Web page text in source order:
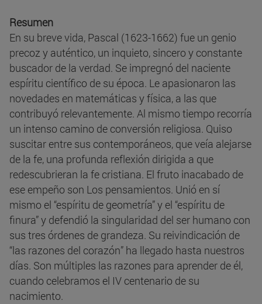
Resumen
En su breve vida, Pascal (1623-1662) fue un genio
precoz y auténtico, un inquieto, sincero y constante
buscador de la verdad. Se impregnó del naciente
espíritu científico de su época. Le apasionaron las
novedades en matemáticas y física, a las que
contribuyó relevantemente. Al mismo tiempo recorría
un intenso camino de conversión religiosa. Quiso
suscitar entre sus contemporáneos, que veía alejarse
de la fe, una profunda reflexión dirigida a que
redescubrieran la fe cristiana. El fruto inacabado de
ese empeño son Los pensamientos. Unió en sí
mismo el “espíritu de geometría” y el “espíritu de
finura” y defendió la singularidad del ser humano con
sus tres órdenes de grandeza. Su reivindicación de
“las razones del corazón” ha llegado hasta nuestros
días. Son múltiples las razones para aprender de él,
cuando celebramos el IV centenario de su
nacimiento.